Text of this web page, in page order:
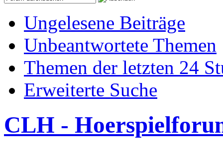
Ungelesene Beiträge
Unbeantwortete Themen
Themen der letzten 24
Erweiterte Suche
CLH -